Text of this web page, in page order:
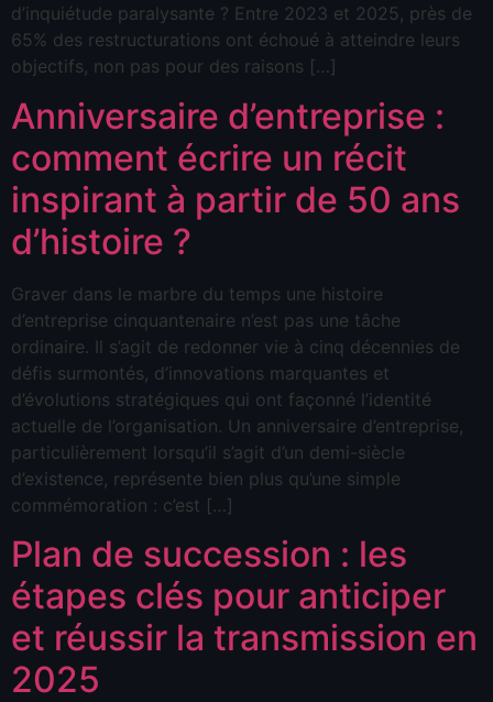
d’inquiétude paralysante ? Entre 2023 et 2025, près de
65% des restructurations ont échoué à atteindre leurs
objectifs, non pas pour des raisons […]
Anniversaire d’entreprise :
comment écrire un récit
inspirant à partir de 50 ans
d’histoire ?
Graver dans le marbre du temps une histoire
d’entreprise cinquantenaire n’est pas une tâche
ordinaire. Il s’agit de redonner vie à cinq décennies de
défis surmontés, d’innovations marquantes et
d’évolutions stratégiques qui ont façonné l’identité
actuelle de l’organisation. Un anniversaire d’entreprise,
particulièrement lorsqu’il s’agit d’un demi-siècle
d’existence, représente bien plus qu’une simple
commémoration : c’est […]
Plan de succession : les
étapes clés pour anticiper
et réussir la transmission en
2025